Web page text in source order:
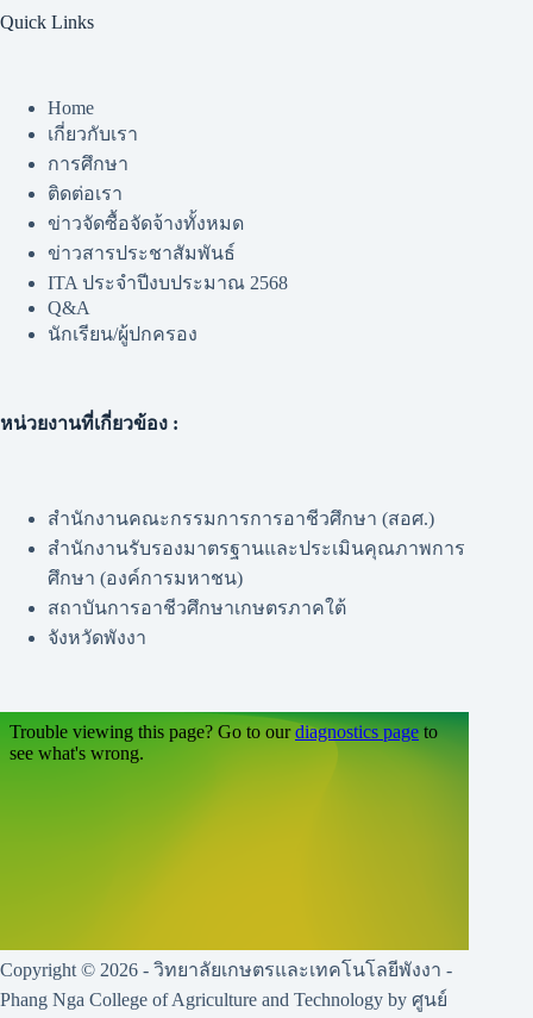
Quick Links
Home
เกี่ยวกับเรา
การศึกษา
ติดต่อเรา
ข่าวจัดซื้อจัดจ้างทั้งหมด
ข่าวสารประชาสัมพันธ์
ITA ประจำปีงบประมาณ 2568
Q&A
นักเรียน/ผู้ปกครอง
หน่วยงานที่เกี่ยวข้อง :
สำนักงานคณะกรรมการการอาชีวศึกษา (สอศ.)
สำนักงานรับรองมาตรฐานและประเมินคุณภาพการ
ศึกษา (องค์การมหาชน)
สถาบันการอาชีวศึกษาเกษตรภาคใต้
จังหวัดพังงา
Copyright © 2026 - วิทยาลัยเกษตรและเทคโนโลยีพังงา -
Phang Nga College of Agriculture and Technology by ศูนย์